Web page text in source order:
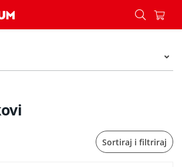
i sokovi - Kategorije - Konzum
Sortiraj i filtriraj